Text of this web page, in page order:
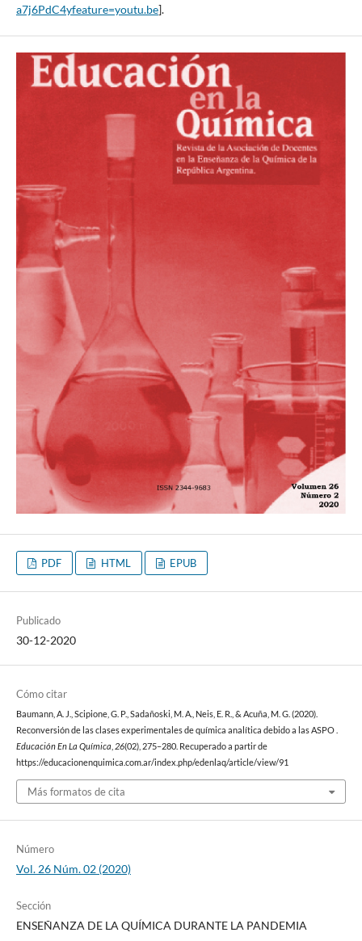
a7j6PdC4yfeature=youtu.be].
PDF HTML EPUB
Publicado
30-12-2020
Cómo citar
Baumann, A. J., Scipione, G. P., Sadañoski, M. A., Neis, E. R., & Acuña, M. G. (2020).
Reconversión de las clases experimentales de química analítica debido a las ASPO .
Educación En La Química 26(02), 275–280. Recuperado a partir de
https://educacionenquimica.com.ar/index.php/edenlaq/article/view/91
Más formatos de cita
Número
Vol. 26 Núm. 02 (2020)
Sección
ENSEÑANZA DE LA QUÍMICA DURANTE LA PANDEMIA